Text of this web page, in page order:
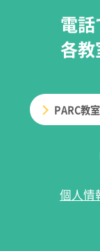
電
各
PARC教
個人情